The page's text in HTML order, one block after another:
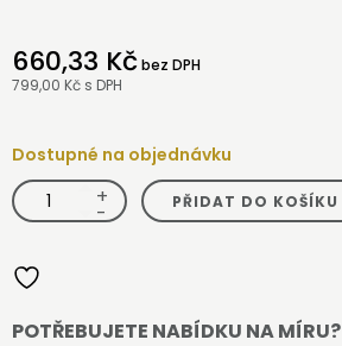
660,33 Kčbez DPH
799,00 Kč s DPH
Dostupné na objednávku
Držák
na
kartáčky,
množství
+
- PŘIDAT DO KOŠÍKU
POTŘEBUJETE NABÍDKU NA MÍRU?